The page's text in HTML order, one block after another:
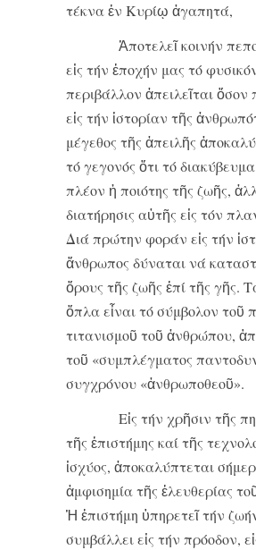
τέκνα ἐν Κυρίῳ ἀγαπητά,
Ἀποτελεῖ κοινήν
εἰς τήν ἐποχήν μας τό
περιβάλλον ἀπειλεῖται ὅσον
εἰς τήν ἱστορίαν τῆς
μέγεθος τῆς ἀπειλῆς
τό γεγονός ὅτι τό
πλέον ἡ ποιότης τῆς ζωῆς,
διατήρησις αὐτῆς εἰς τόν
Διά πρώτην φοράν εἰς τήν
ἄνθρωπος δύναται νά
ὅρους τῆς ζωῆς ἐπί τῆς γῆς.
ὅπλα εἶναι τό σύμβολον τοῦ
τιτανισμοῦ τοῦ ἀνθρώπου,
τοῦ «συμπλέγματος
συγχρόνου «ἀνθρωποθεοῦ».
Εἰς τήν χρῆσιν τῆς
τῆς ἐπιστήμης καί τῆς
ἰσχύος, ἀποκαλύπτεται
ἀμφισημία τῆς ἐλευθερίας
Ἡ ἐπιστήμη ὑπηρετεῖ τήν
συμβάλλει εἰς τήν πρόοδον,